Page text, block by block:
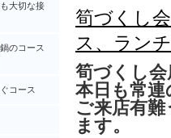
筍づくし
ス、ラン
筍づくし
本日も常連
ご来店有
ます。
大切な接
のコース
コース